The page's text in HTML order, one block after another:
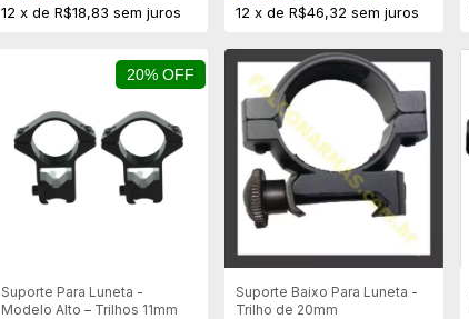
12 x de R$18,83 sem juros 12 xdeR$46,32 sem juros
20% OFF
Suporte Para Luneta -
Modelo Alto – Trilhos 11mm
Suporte Baixo Para Luneta -
Trilho de 20mm